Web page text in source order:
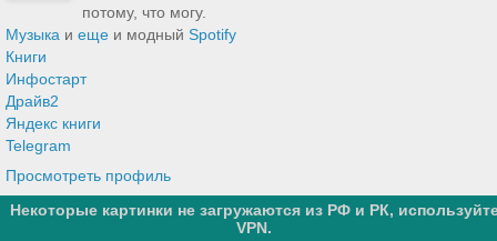
Некоторые картинки не загружаются из РФ и РК,
VPN.
потому, что могу.
Музыка и еще и модный Spotify
Книги
Инфостарт
Драйв2
Яндекс книги
Telegram
Просмотреть профиль
ТехнологииBlogger.